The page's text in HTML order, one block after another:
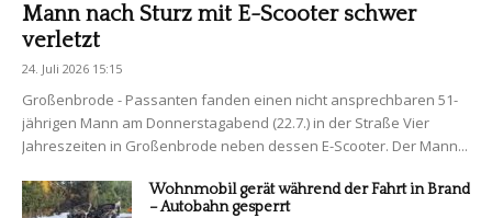
Mann nach Sturz mit E-Scooter schwer
verletzt
24. Juli 2026 15:15
Großenbrode - Passanten fanden einen nicht ansprechbaren 51-
jährigen Mann am Donnerstagabend (22.7.) in der Straße Vier
Jahreszeiten in Großenbrode neben dessen E-Scooter. Der Mann...
Wohnmobil gerät während der Fahrt in Brand
– Autobahn gesperrt